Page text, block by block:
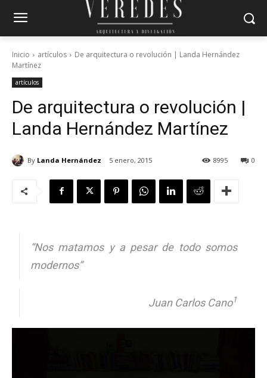
Inicio artículos
De arquitectura o revolución | Landa Hernández
Martínez
artículos
De arquitectura o revolución |
Landa Hernández Martínez
By Landa Hernández 5 enero, 2015 0
8995
“Nos matamos y a pesar de todo somos
modernos”
Juan Carlos Cano1